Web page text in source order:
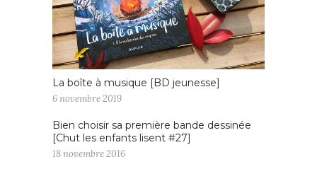
La boîte à musique [BD jeunesse]
6 novembre 2019
Bien choisir sa première bande dessinée
[Chut les enfants lisent #27]
18 novembre 2016